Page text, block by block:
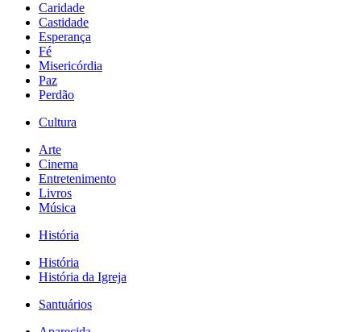
Caridade
Castidade
Esperança
Fé
Misericórdia
Paz
Perdão
Cultura
Arte
Cinema
Entretenimento
Livros
Música
História
História
História da Igreja
Santuários